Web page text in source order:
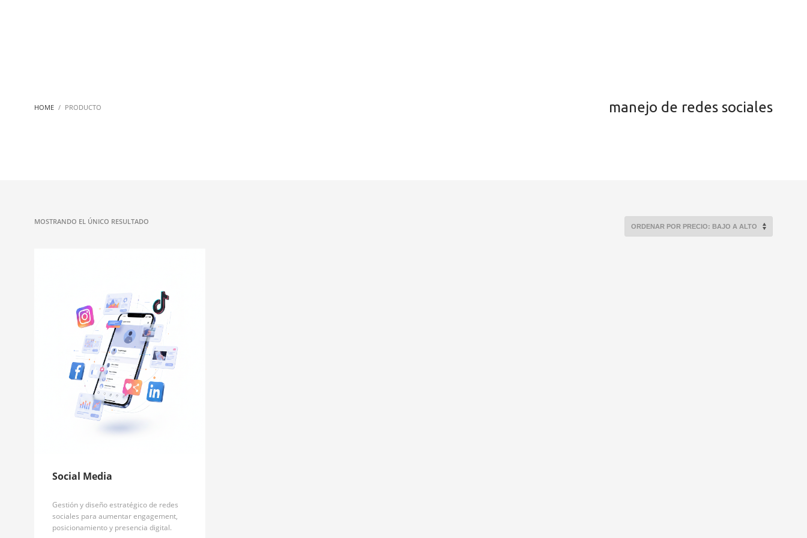
HOME PRODUCTO manejo de redes sociales
MOSTRANDO EL ÚNICO RESULTADO
Social Media
Gestión y diseño estratégico de redes
sociales para aumentar engagement,
posicionamiento y presencia digital.